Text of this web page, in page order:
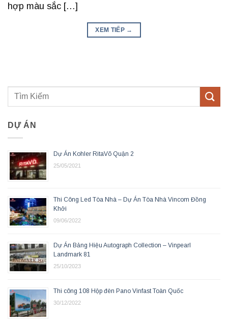
hợp màu sắc […]
XEM TIẾP →
DỰ ÁN
Dự Án Kohler RitaVõ Quận 2
25/05/2021
Thi Công Led Tòa Nhà – Dự Án Tòa Nhà Vincom Đồng
Khởi
09/06/2022
Dự Án Bảng Hiệu Autograph Collection – Vinpearl
Landmark 81
25/10/2023
Thi công 108 Hộp đèn Pano Vinfast Toàn Quốc
30/12/2022